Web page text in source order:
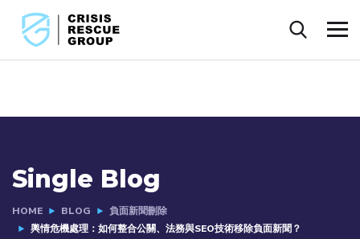
Single Blog
HOME BLOG
負面新聞刪除
輿情危機處理：如何整合公關、法務與SEO技術移除負面新聞？